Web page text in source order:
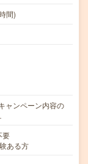
間)
ャンペーン内容の
要
ある方